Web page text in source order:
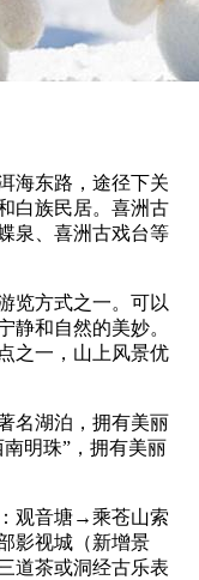
海东路，途径下关
白族民居。喜洲古
泉、喜洲古戏台等
览方式之一。可以
静和自然的美妙。
之一，山上风景优
名湖泊，拥有美丽
明珠”，拥有美丽
观音塘→乘苍山索
影视城（新增景
道茶或洞经古乐表